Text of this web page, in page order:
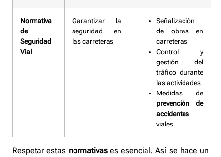
Normativa
de
Seguridad
Vial
Garantizar la
seguridad en
las carreteras
Señalización
de obras en
carreteras
Control y
gestión del
tráfico durante
las actividades
Medidas de
prevención de
accidentes
viales
Respetar estas normativases esencial. Así se hace un